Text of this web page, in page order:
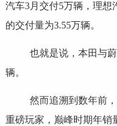
汽车3月交付5万辆，理想
的交付量为3.55万辆。
也就是说，本田与蔚
辆。
然而追溯到数年前，
重磅玩家，巅峰时期年销